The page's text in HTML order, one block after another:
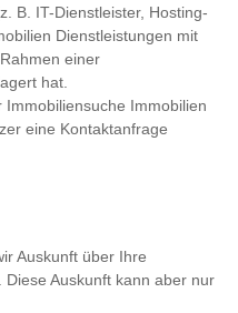
B. IT-Dienstleister, Hosting-
Dienstleistungen mit
einer
hat.
Immobilien
eine Kontaktanfrage
Auskunft über Ihre
Auskunft kann aber nur